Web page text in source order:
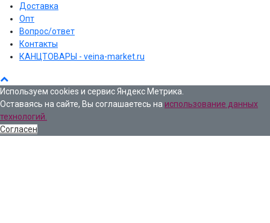
Доставка
Опт
Вопрос/ответ
Контакты
КАНЦТОВАРЫ - veina-market.ru
Используем cookies и сервис Яндекс Метрика.
Оставаясь на сайте, Вы соглашаетесь на использование данных
технологий.
Согласен